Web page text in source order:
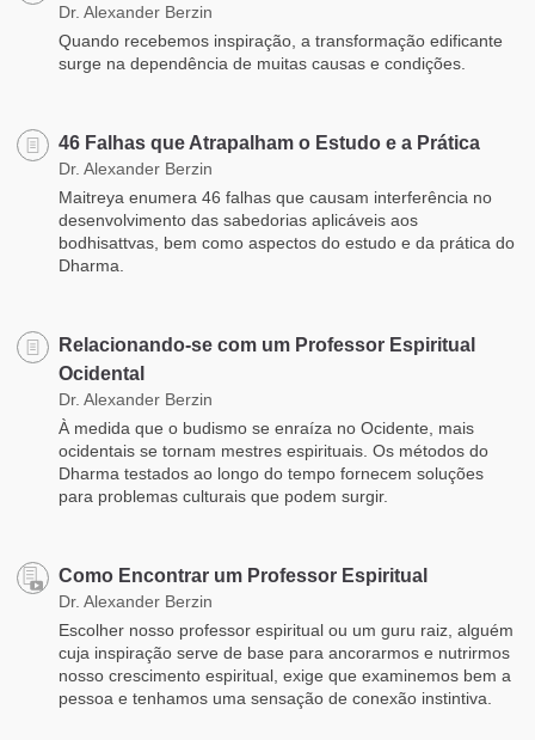
Dr. Alexander Berzin
Quando recebemos inspiração, a transformação edificante
surge na dependência de muitas causas e condições.
46 Falhas que Atrapalham o Estudo e a Prática
Dr. Alexander Berzin
Maitreya enumera 46 falhas que causam interferência no
desenvolvimento das sabedorias aplicáveis aos
bodhisattvas, bem como aspectos do estudo e da prática do
Dharma.
Relacionando-se com um Professor Espiritual
Ocidental
Dr. Alexander Berzin
À medida que o budismo se enraíza no Ocidente, mais
ocidentais se tornam mestres espirituais. Os métodos do
Dharma testados ao longo do tempo fornecem soluções
para problemas culturais que podem surgir.
Como Encontrar um Professor Espiritual
Dr. Alexander Berzin
Escolher nosso professor espiritual ou um guru raiz, alguém
cuja inspiração serve de base para ancorarmos e nutrirmos
nosso crescimento espiritual, exige que examinemos bem a
pessoa e tenhamos uma sensação de conexão instintiva.